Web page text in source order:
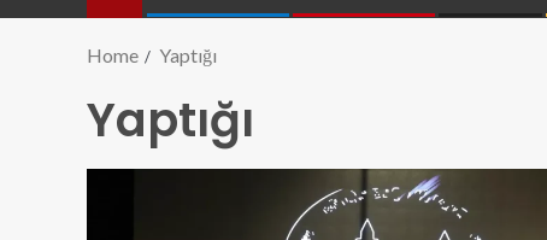
Home Yaptığı
Yaptığı